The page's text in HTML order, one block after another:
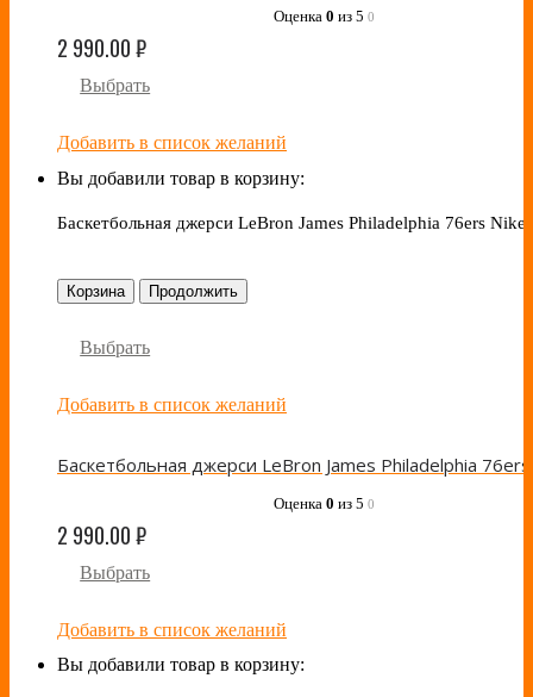
Оценка 0 из 5 0
2 990.00₽
Выбрать
Добавить в список желаний
Вы добавили товар в корзину:
Баскетбольная джерси LeBron James Philadelphia 76ers Nike
Корзина Продолжить
Выбрать
Добавить в список желаний
Оценка 0 из 5 0
2 990.00₽
Выбрать
Добавить в список желаний
Вы добавили товар в корзину: